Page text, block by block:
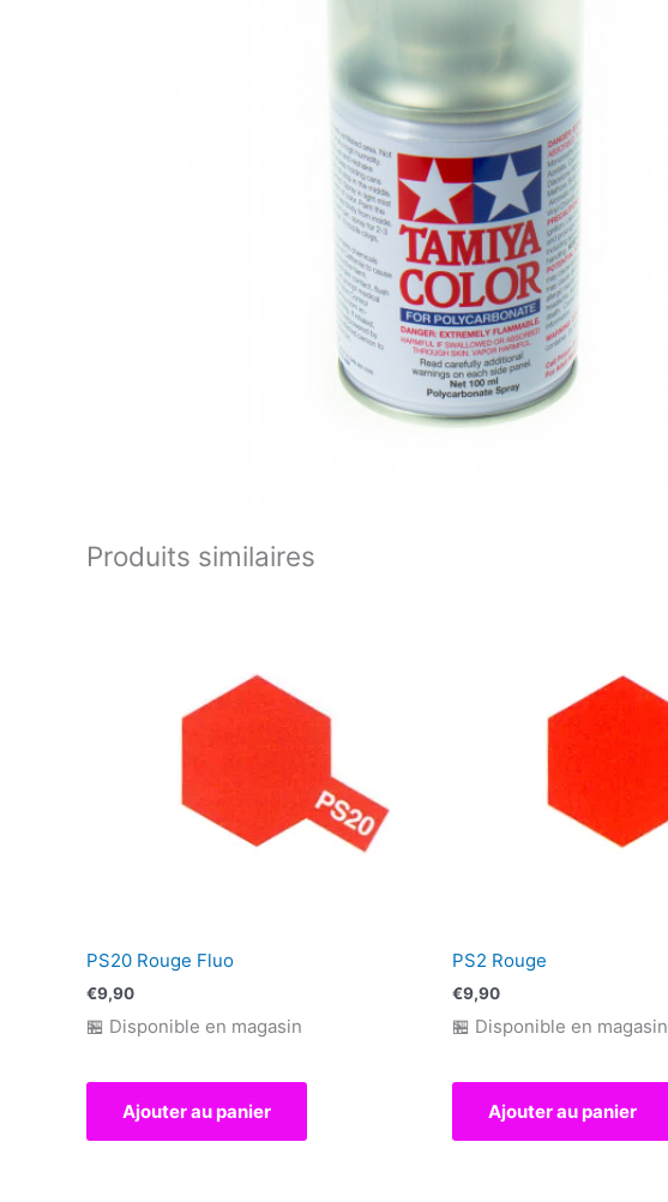
Produits similaires
PS20 Rouge Fluo
€9,90
🏪 Disponible en magasin
Ajouter au panier
PS2 Rouge
€9,90
🏪 Disponible en magasin
Ajouter au panier